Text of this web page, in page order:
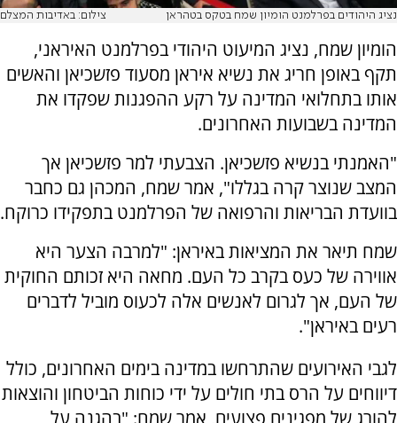
נציג היהודים בפרלמנט הומיון שמח בטקס בטהראן צילום: באדיבות המצלם
הומיון שמח, נציג המיעוט היהודי בפרלמנט האיראני,
תקף באופן חריג את נשיא איראן מסעוד פזשכיאן והאשים
אותו בתחלואי המדינה על רקע ההפגנות שפקדו את
המדינה בשבועות האחרונים.
"האמנתי בנשיא פזשכיאן. הצבעתי למר פזשכיאן אך
המצב שנוצר קרה בגללו", אמר שמח, המכהן גם כחבר
בוועדת הבריאות והרפואה של הפרלמנט בתפקידו כרוקח.
שמח תיאר את המציאות באיראן: "למרבה הצער היא
אווירה של כעס בקרב כל העם. מחאה היא זכותם החוקית
של העם, אך לגרום לאנשים אלה לכעוס מוביל לדברים
רעים באיראן".
לגבי האירועים שהתרחשו במדינה בימים האחרונים, כולל
דיווחים על הרס בתי חולים על ידי כוחות הביטחון והוצאות